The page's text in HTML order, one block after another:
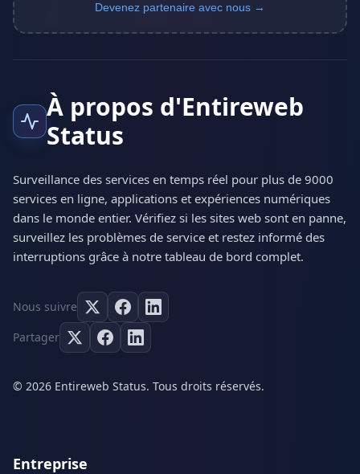
Devenez partenaire avec nous →
À propos d'Entireweb
Status
Surveillance des services en temps réel pour plus de 9000
services en ligne, applications et expériences numériques
dans le monde entier. Vérifiez si les sites web sont en panne,
surveillez les problèmes de service et restez informé des
interruptions grâce à notre tableau de bord complet.
Nous suivre
Partager
© 2026 Entireweb Status. Tous droits réservés.
Entreprise